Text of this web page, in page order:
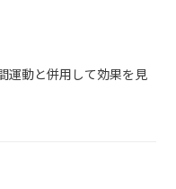
運動と併用して効果を見